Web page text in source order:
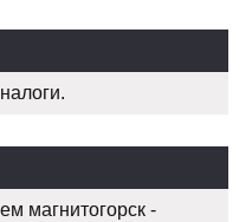
магнитогорск -